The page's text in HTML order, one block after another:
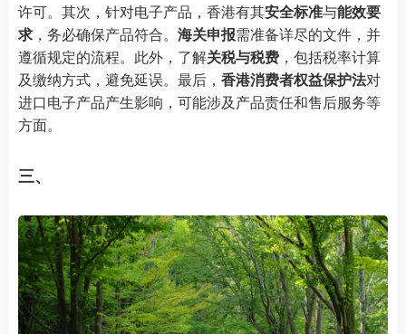
许可。其次，针对电子产品，香港有其安全标准与能效要
求 ，务必确保产品符合。 海关申报需准备详尽的文件，并
遵循规定的流程。此外，了解关税与税费 ，包括税率计算
及缴纳方式，避免延误。最后， 香港消费者权益保护法对
进口电子产品产生影响，可能涉及产品责任和售后服务等
方面。
三、